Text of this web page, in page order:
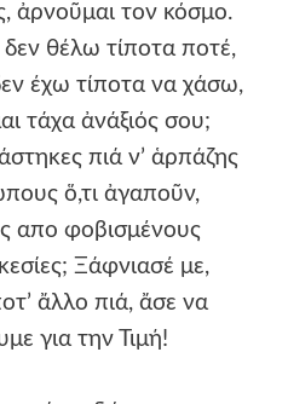
ἀρνοῦμαι τον κόσμο.
θέλω τίποτα ποτέ,
έχω τίποτα να χάσω,
τάχα ἀνάξιός σου;
πιά ν’ ἁρπάζης
ὅ,τι ἀγαποῦν,
απο φοβισμένους
Ξάφνιασέ με,
ἄλλο πιά, ἄσε να
για την Τιμή!